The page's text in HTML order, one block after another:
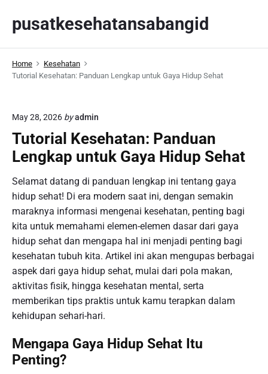
p
pusatkesehatansabangid
Home
Kesehatan
Tutorial Kesehatan: Panduan Lengkap untuk Gaya Hidup Sehat
May 28, 2026 byadmin
Tutorial Kesehatan: Panduan
Lengkap untuk Gaya Hidup Sehat
Selamat datang di panduan lengkap ini tentang gaya
hidup sehat! Di era modern saat ini, dengan semakin
maraknya informasi mengenai kesehatan, penting bagi
kita untuk memahami elemen-elemen dasar dari gaya
hidup sehat dan mengapa hal ini menjadi penting bagi
kesehatan tubuh kita. Artikel ini akan mengupas berbagai
aspek dari gaya hidup sehat, mulai dari pola makan,
aktivitas fisik, hingga kesehatan mental, serta
memberikan tips praktis untuk kamu terapkan dalam
kehidupan sehari-hari.
Mengapa Gaya Hidup Sehat Itu
Penting?